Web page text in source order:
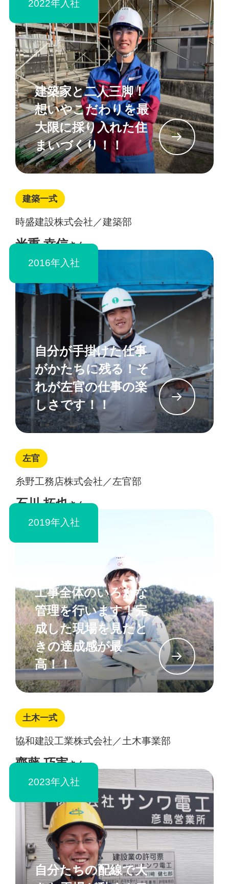
2022年入社
建築家と二人三脚！
想いやこだわりを最
大限に採り入れた住
まいづくり！！
イン
建築一式
時盛建設株式会社／建築部
米重 幸信さん
2016年入社
自分が手掛けた仕事
がかたちに残る！そ
れが左官の仕事の楽
しさです！！
イン
左官
糸野工務店株式会社／左官部
石川 拓也さん
2019年入社
工事全体のいろんな
管理を行います！完
成した現場を見たと
きの達成感が最
高！！
イン
土木一式
協和建設工業株式会社／土木事業部
齊藤 巧実さん
2023年入社
自分たちの配線で大